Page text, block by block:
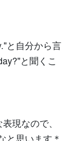
と自分から言
と聞くこ
現なので、
と思います＊